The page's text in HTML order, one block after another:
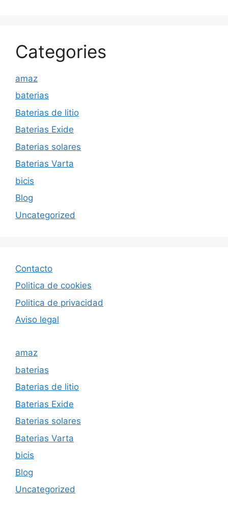
Categories
amaz
baterias
Baterias de litio
Baterias Exide
Baterias solares
Baterias Varta
bicis
Blog
Uncategorized
Contacto
Politica de cookies
Politica de privacidad
Aviso legal
amaz
baterias
Baterias de litio
Baterias Exide
Baterias solares
Baterias Varta
bicis
Blog
Uncategorized